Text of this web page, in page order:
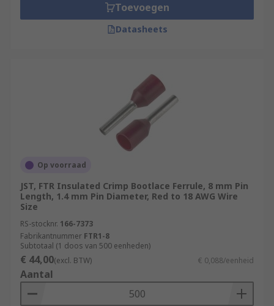
Toevoegen
Datasheets
Op voorraad
JST, FTR Insulated Crimp Bootlace Ferrule, 8 mm Pin
Length, 1.4 mm Pin Diameter, Red to 18 AWG Wire
Size
RS-stocknr. 166-7373
Fabrikantnummer FTR1-8
Subtotaal (1 doos van 500 eenheden)
€ 44,00(excl. BTW) € 0,088/eenheid
Aantal